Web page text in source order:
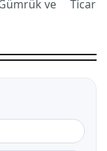
ve Ticaret